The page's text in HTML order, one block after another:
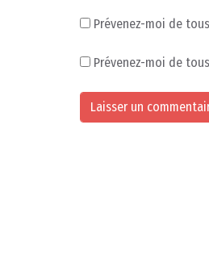
Prévenez-moi de
Prévenez-moi de